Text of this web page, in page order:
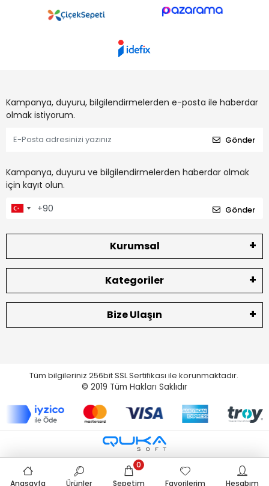
Kampanya, duyuru, bilgilendirmelerden e-posta ile haberdar
olmak istiyorum.
Gönder
Kampanya, duyuru ve bilgilendirmelerden haberdar olmak
için kayıt olun.
Gönder
Kurumsal
Kategoriler
Bize Ulaşın
Tüm bilgileriniz 256bit SSL Sertifikası ile korunmaktadır.
© 2019 Tüm Hakları Saklıdır
Anasayfa Ürünler Sepetim
0
Favorilerim
Hesabım